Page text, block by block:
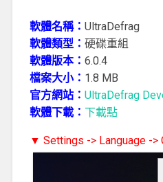
軟體名稱： UltraDefrag
軟體類型： 硬碟重組
軟體版本： 6.0.4
檔案大小： 1.8 MB
官方網站： UltraDefrag
軟體下載： 下載點
▼ Settings -> Language ->